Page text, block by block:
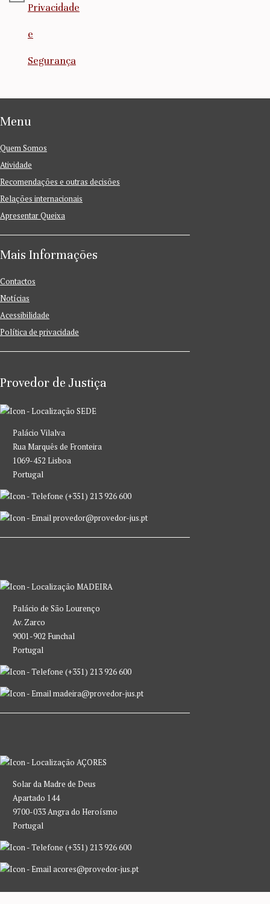
Privacidade
e
Segurança
Menu
Quem Somos
Atividade
Recomendações e outras decisões
Relações internacionais
Apresentar Queixa
Mais Informações
Contactos
Notícias
Acessibilidade
Política de privacidade
Provedor de Justiça
SEDE
Palácio Vilalva
Rua Marquês de Fronteira
1069-452 Lisboa
Portugal
(+351) 213 926 600
provedor@provedor-jus.pt
MADEIRA
Palácio de São Lourenço
Av. Zarco
9001-902 Funchal
Portugal
(+351) 213 926 600
madeira@provedor-jus.pt
AÇORES
Solar da Madre de Deus
Apartado 144
9700-033 Angra do Heroísmo
Portugal
(+351) 213 926 600
acores@provedor-jus.pt